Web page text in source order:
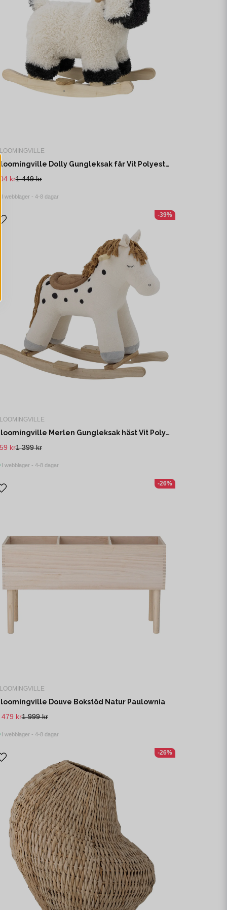
Bloomingville Dolly Gungleksak får Vit Polyester L65 cm
1 449 kr
kr
I webblager - 4-8 dagar
Bloomingville Merlen Gungleksak häst Vit Polyester L70 cm
1 399 kr
kr
I webblager - 4-8 dagar
-39%
Douve Bokstöd Natur Paulownia
1 999 kr
479 kr
I webblager - 4-8 dagar
-26%
-26%